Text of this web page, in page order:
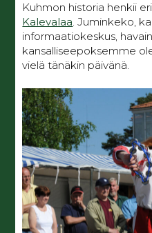
Kuhmon historia henkii
Kalevalaa. Juminkeko,
informaatiokeskus,
kansalliseepoksemme
vielä tänäkin päivänä.